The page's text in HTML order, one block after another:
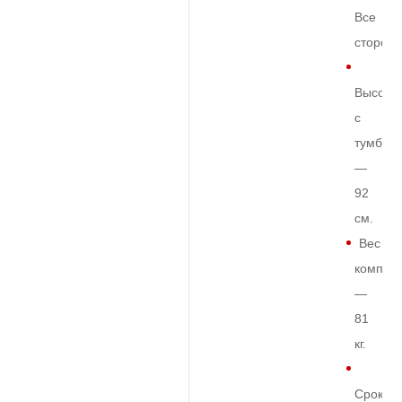
Все
Высота
с
тумбой
—
92
см.
Вес
—
81
кг.
Срок